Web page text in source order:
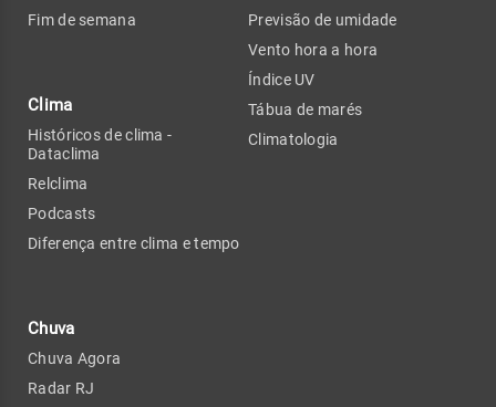
Fim de semana
Clima
Históricos de clima -
Dataclima
Relclima
Podcasts
Diferença entre clima e tempo
Chuva
Chuva Agora
Radar RJ
Previsão de umidade
Vento hora a hora
Índice UV
Tábua de marés
Climatologia